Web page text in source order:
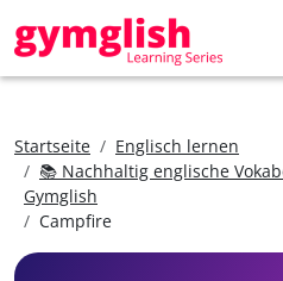
Startseite
Englisch lernen
📚 Nachhaltig englische
Gymglish
Campfire